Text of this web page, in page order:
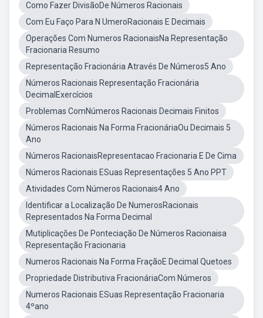
Como Fazer DivisãoDe Números Racionais
Com Eu Faço Para N UmeroRacionais E Decimais
Operações Com Numeros RacionaisNa Representação
Fracionaria Resumo
Representação Fracionária Através De Números5 Ano
Números Racionais Representação Fracionária
DecimalExercícios
Problemas ComNúmeros Racionais Decimais Finitos
Números Racionais Na Forma FracionáriaOu Decimais 5
Ano
Números RacionaisRepresentacao Fracionaria E De Cima
Números Racionais ESuas Representações 5 Ano PPT
Atividades Com Números Racionais4 Ano
Identificar a Localização De NumerosRacionais
Representados Na Forma Decimal
Mutiplicações De Ponteciação De Números Racionaisa
Representação Fracionaria
Numeros Racionais Na Forma FraçãoE Decimal Quetoes
Propriedade Distributiva FracionáriaCom Números
Numeros Racionais ESuas Representação Fracionaria
4ºano